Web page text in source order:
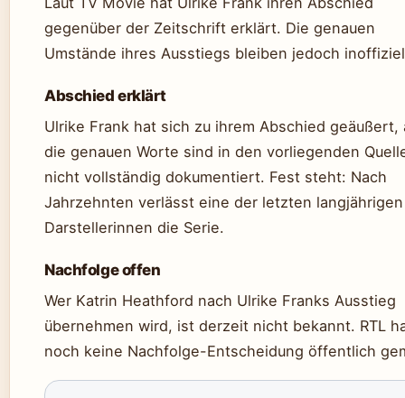
gegenüber der Zeitschrift erklärt. Die genauen
Umstände ihres Ausstiegs bleiben jedoch
Abschied erklärt
Ulrike Frank hat sich zu ihrem Abschied geäußert,
die genauen Worte sind in den vorliegenden
nicht vollständig dokumentiert. Fest steht: Nach
Jahrzehnten verlässt eine der letzten langjährigen
Darstellerinnen die Serie.
Nachfolge offen
Wer Katrin Heathford nach Ulrike Franks Ausstieg
übernehmen wird, ist derzeit nicht bekannt. RTL
noch keine Nachfolge-Entscheidung öffentlich